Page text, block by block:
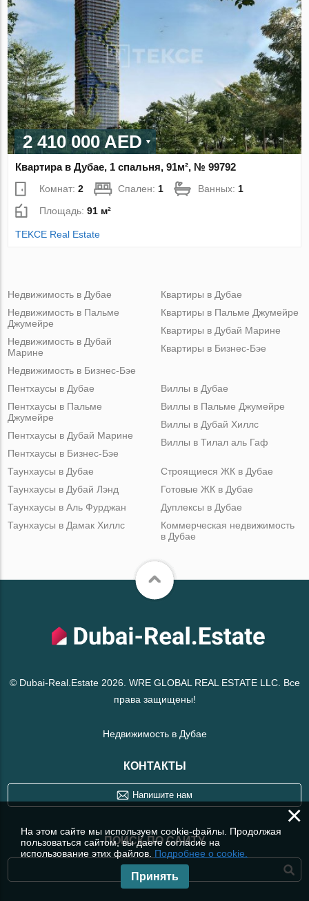
2 410 000 AED
Квартира в Дубае, 1 спальня, 91м², № 99792
Комнат:2 Спален: 1 Ванных: 1
Площадь:91 м²
TEKCE Real Estate
Недвижимость в Дубае
Недвижимость в Пальме
Джумейре
Недвижимость в Дубай
Марине
Недвижимость в Бизнес-Бэе
Квартиры в Дубае
Квартиры в Пальме Джумейре
Квартиры в Дубай Марине
Квартиры в Бизнес-Бэе
Пентхаусы в Дубае
Пентхаусы в Пальме
Джумейре
Пентхаусы в Дубай Марине
Пентхаусы в Бизнес-Бэе
Виллы в Дубае
Виллы в Пальме Джумейре
Виллы в Дубай Хиллс
Виллы в Тилал аль Гаф
Таунхаусы в Дубае
Таунхаусы в Дубай Лэнд
Таунхаусы в Аль Фурджан
Таунхаусы в Дамак Хиллс
Строящиеся ЖК в Дубае
Готовые ЖК в Дубае
Дуплексы в Дубае
Коммерческая недвижимость
в Дубае
© Dubai-Real.Estate 2026. WRE GLOBAL REAL ESTATE LLC. Все
права защищены!
Недвижимость в Дубае
КОНТАКТЫ
Напишите нам
ПОИСК ПО САЙТУ
×
На этом сайте мы используем cookie-файлы. Продолжая
пользоваться сайтом, вы даете согласие на
использование этих файлов. Подробнее о cookie.
Принять